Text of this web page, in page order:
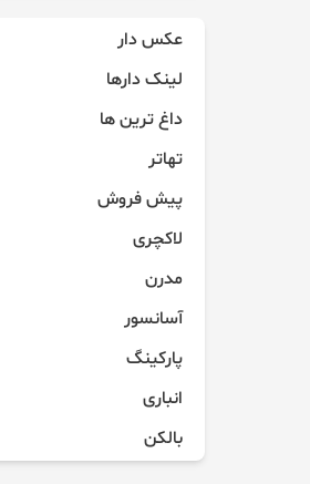
عکس دار
لینک دارها
داغ ترین ها
تهاتر
پیش فروش
لاکچری
مدرن
آسانسور
پارکینگ
انباری
بالکن